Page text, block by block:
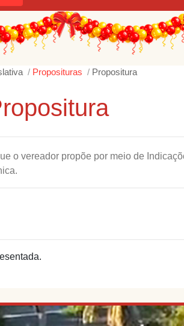
Proposituras Propositura
o vereador propõe por meio de